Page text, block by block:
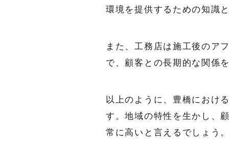
環境を提供するための知識
また、工務店は施工後のア
で、顧客との長期的な関係
以上のように、豊橋におけ
す。地域の特性を生かし、
常に高いと言えるでしょう